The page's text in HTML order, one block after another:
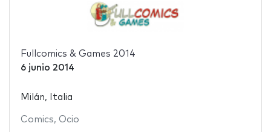
Fullcomics & Games 2014
6 junio 2014
Milán, Italia
Comics, Ocio